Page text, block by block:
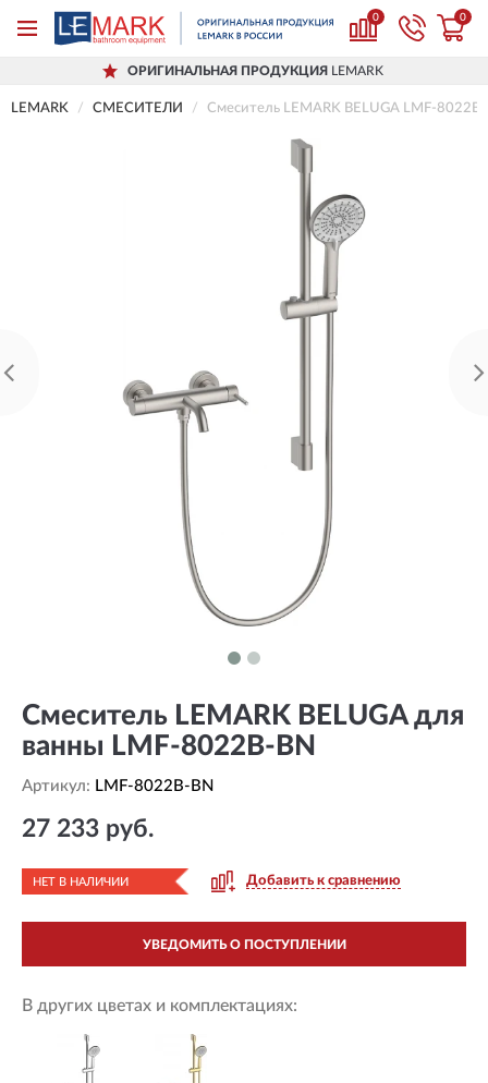
0 0
ОРИГИНАЛЬНАЯ ПРОДУКЦИЯ LEMARK
LEMARK СМЕСИТЕЛИ Смеситель LEMARK BELUGA LMF-
Смеситель LEMARK BELUGA для
ванны LMF-8022B-BN
Артикул: LMF-8022B-BN
27 233 руб.
НЕТ В НАЛИЧИИ Добавить к сравнению
УВЕДОМИТЬ О ПОСТУПЛЕНИИ
В других цветах и комплектациях: